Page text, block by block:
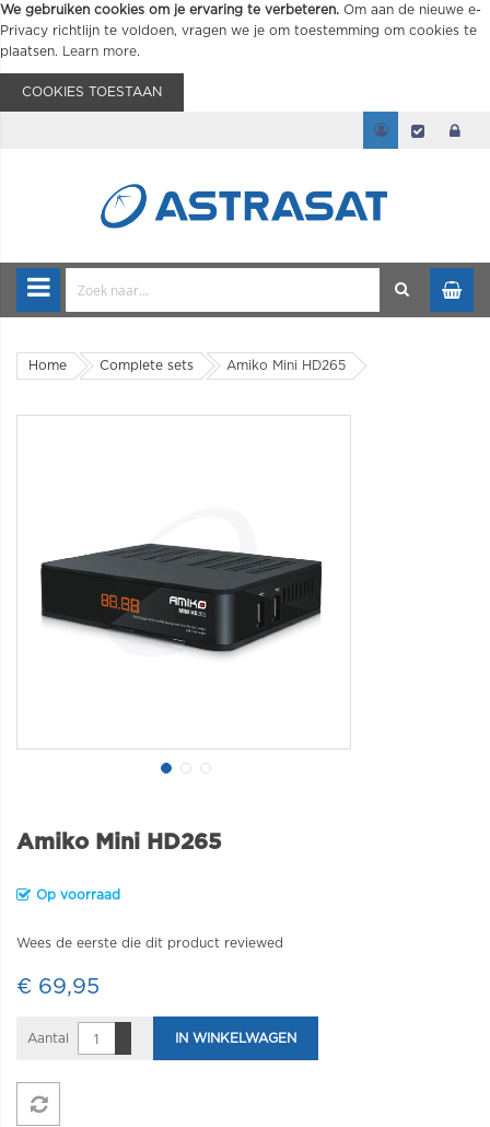
We gebruiken cookies om je ervaring te verbeteren. Om aan de nieuwe e-
Privacy richtlijn te voldoen, vragen we je om toestemming om cookies te
plaatsen.
Learn more.
COOKIES TOESTAAN
Home Complete sets Amiko Mini HD265
Amiko Mini HD265
Op voorraad
Wees de eerste die dit product reviewed
€ 69,95
Aantal IN WINKELWAGEN